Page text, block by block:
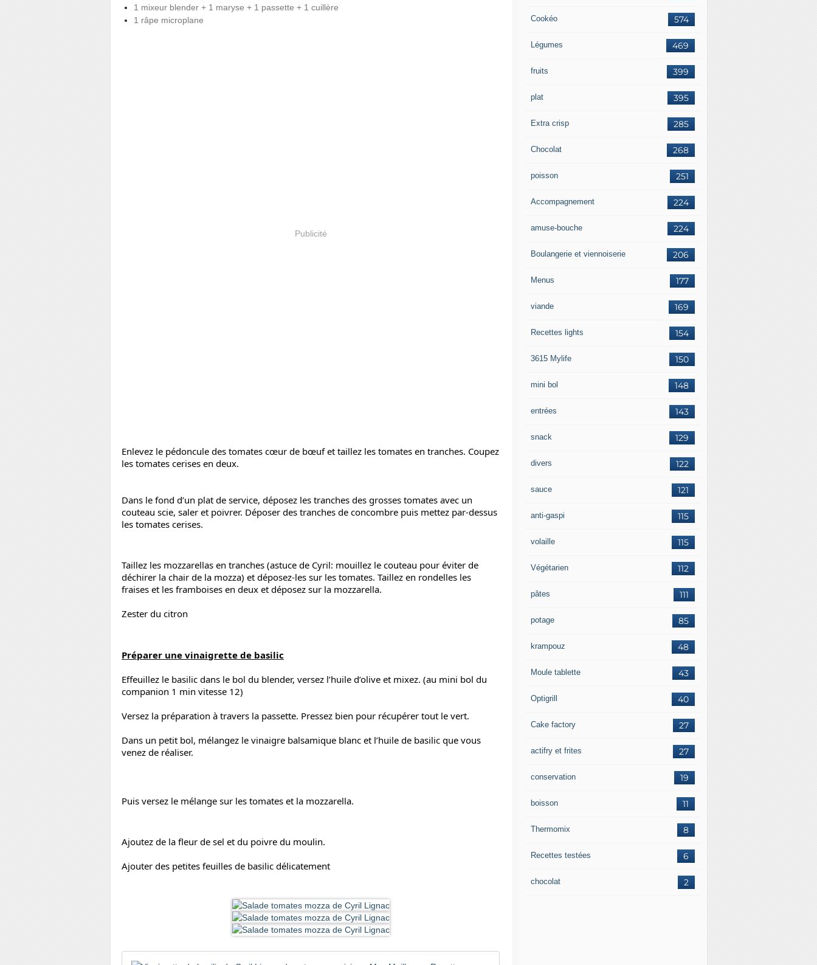
1 mixeur blender + 1 maryse + 1 passette + 1 cuillère
1 râpe microplane
Publicité
Enlevez le pédoncule des tomates cœur de bœuf et taillez les tomates en tranches. Coupez
les tomates cerises en deux.
Dans le fond d’un plat de service, déposez les tranches des grosses tomates avec un
couteau scie, saler et poivrer. Déposer des tranches de concombre puis mettez par-dessus
les tomates cerises.
Taillez les mozzarellas en tranches (astuce de Cyril: mouillez le couteau pour éviter de
déchirer la chair de la mozza) et déposez-les sur les tomates. Taillez en rondelles les
fraises et les framboises en deux et déposez sur la mozzarella.
Zester du citron
Préparer une vinaigrette de basilic
Effeuillez le basilic dans le bol du blender, versez l’huile d’olive et mixez. (au mini bol du
companion 1 min vitesse 12)
Versez la préparation à travers la passette. Pressez bien pour récupérer tout le vert.
Dans un petit bol, mélangez le vinaigre balsamique blanc et l’huile de basilic que vous
venez de réaliser.
Puis versez le mélange sur les tomates et la mozzarella.
Ajoutez de la fleur de sel et du poivre du moulin.
Ajouter des petites feuilles de basilic délicatement
574
Cookéo
469
Légumes
399
fruits
395
plat
285
Extra crisp
268
Chocolat
251
poisson
224
Accompagnement
224
amuse-bouche
206
Boulangerie et viennoiserie
177
Menus
169
viande
154
Recettes lights
150
3615 Mylife
148
mini bol
143
entrées
129
snack
122
divers
121
sauce
115
anti-gaspi
115
volaille
112
Végétarien
111
pâtes
85
potage
48
krampouz
43
Moule tablette
40
Optigrill
27
Cake factory
27
actifry et frites
19
conservation
11
boisson
8
Thermomix
6
Recettes testées
2
chocolat